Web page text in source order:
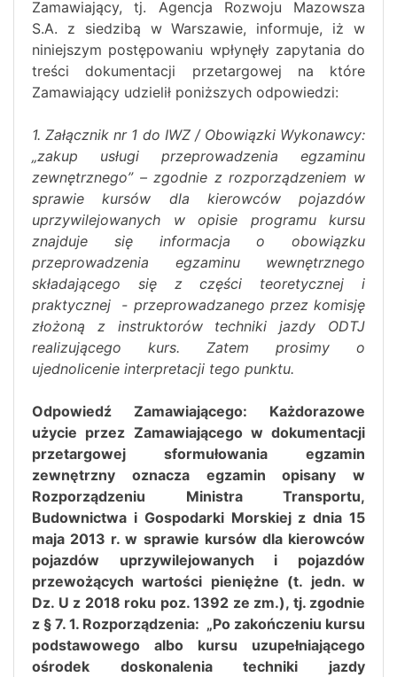
Zamawiający, tj. Agencja Rozwoju Mazowsza
S.A. z siedzibą w Warszawie, informuje, iż w
niniejszym postępowaniu wpłynęły zapytania do
treści dokumentacji przetargowej na które
Zamawiający udzielił poniższych odpowiedzi:
1. Załącznik nr 1 do IWZ / Obowiązki Wykonawcy:
„zakup usługi przeprowadzenia egzaminu
zewnętrznego” – zgodnie z rozporządzeniem w
sprawie kursów dla kierowców pojazdów
uprzywilejowanych w opisie programu kursu
znajduje się informacja o obowiązku
przeprowadzenia egzaminu wewnętrznego
składającego się z części teoretycznej i
praktycznej - przeprowadzanego przez komisję
złożoną z instruktorów techniki jazdy ODTJ
realizującego kurs. Zatem prosimy o
ujednolicenie interpretacji tego punktu.
Odpowiedź Zamawiającego: Każdorazowe
użycie przez Zamawiającego w dokumentacji
przetargowej sformułowania egzamin
zewnętrzny oznacza egzamin opisany w
Rozporządzeniu Ministra Transportu,
Budownictwa i Gospodarki Morskiej z dnia 15
maja 2013 r. w sprawie kursów dla kierowców
pojazdów uprzywilejowanych i pojazdów
przewożących wartości pieniężne (t. jedn. w
Dz. U z 2018 roku poz. 1392 ze zm.), tj. zgodnie
z § 7. 1. Rozporządzenia: „Po zakończeniu kursu
podstawowego albo kursu uzupełniającego
ośrodek doskonalenia techniki jazdy